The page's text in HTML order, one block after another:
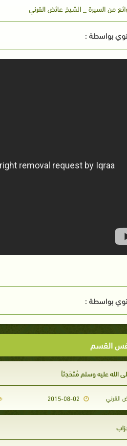
من السيرة _ الشيخ عائض القرني
بواسطة :
بواسطة :
القسم
الله عليه وسلم مُتَحَدِثاً
القرني